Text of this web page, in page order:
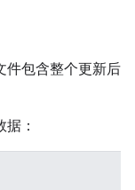
件包含整个更新后
：